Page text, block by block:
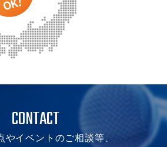
CONTACT
やイベントのご相談等、